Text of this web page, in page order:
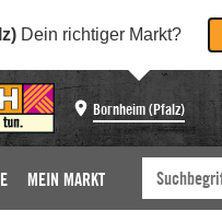
Dein richtiger Markt?
Bornheim (Pfalz)
MEIN MARKT